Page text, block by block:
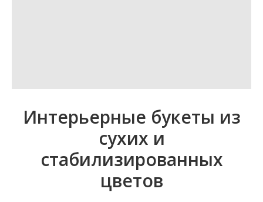
Интерьерные букеты из
сухих и
стабилизированных
цветов